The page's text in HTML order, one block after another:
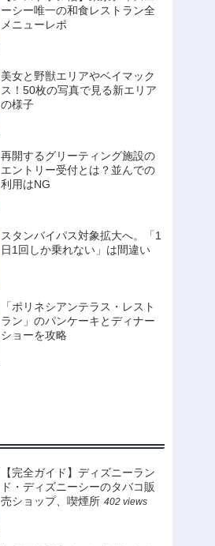
ーシー唯一の和食レストラン全
メニューレポ
美女と野獣エリアやベイマック
ス！50枚の写真で見る新エリア
の様子
再開するグリーティング施設の
エントリー受付とは？並んでの
利用はNG
スタンバイパス対象拡大へ。「1
日1回しか乗れない」は間違い
「ポリネシアンテラス・レスト
ラン」のパンケーキとディナー
ショーを攻略
【完全ガイド】ディズニーラン
ド・ディズニーシーのタバコ販
売ショップ、喫煙所 402 views